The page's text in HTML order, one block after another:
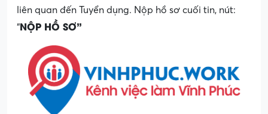
liên quan đến Tuyển dụng. Nộp hồ sơ cuối tin, nút:
“NỘP HỒ SƠ”